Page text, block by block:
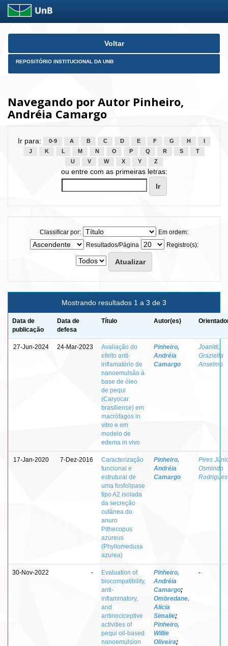
Skip
Voltar
REPOSITÓRIO INSTITUCIONAL DA UNB
Navegando por Autor Pinheiro,
Andréia Camargo
Ir para: 0-9 A B C D E F G H
J
K L M N O P Q R S
T
U
V W X Y Z
ou entre com as primeiras letras:
Classificar por:
Em ordem:
Resultados/Página
Registro(s):
Mostrando resultados 1 a 3 de 3
Data de
publicação
Data de
defesa
Título Autor(es)
27-Jun-2024 24-Mar-2023
Avaliação do
efeito anti-
inflamatório de
nanoemulsão à
base de óleo
de pequi
(Caryocar
brasiliense) em
macrófagos in
vitro e em
modelo de
edema in vivo
Pinheiro,
Andréia
Camargo
Joanitti,
Graziella
Anselmo
17-Jan-2020 7-Dez-2016
Caracterização
funcional e
estrutural de
uma fosfolipase
tipo A2 isolada
da secreção
cutânea do
anuro
Pithecopus
azureus
(Phyllomedusa
azurea)
Pinheiro,
Andréia
Camargo
Pires
Osmindo
Rodrigues
30-Nov-2022 -
Evaluation of
biocompatibility,
anti-
inflammatory,
and
antinociceptive
activities of
pequi oil-based
nanoemulsion
Pinheiro,
Andréia
Camargo;
Ombredane,
Alicia
Simalie;
Pinheiro,
Willie
Oliveira;
-